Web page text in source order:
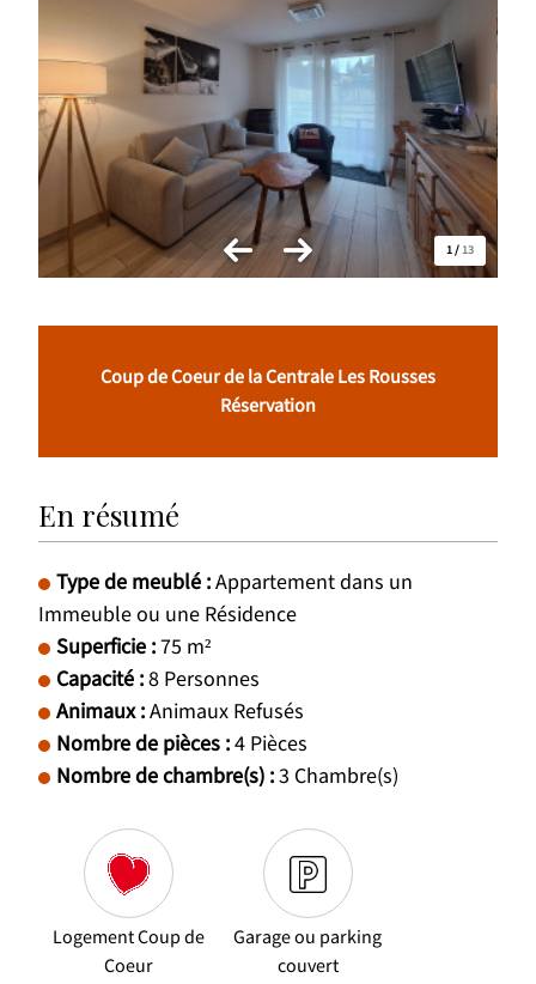
1/13
Coup de Coeur de la Centrale Les Rousses
Réservation
En résumé
Type de meublé :Appartement dans un
Immeuble ou une Résidence
Superficie :75 m²
Capacité :8 Personnes
Animaux:Animaux Refusés
Nombre de pièces :4 Pièces
Nombre de chambre(s) :3 Chambre(s)
Logement Coup de
Coeur
Garage ou parking
couvert